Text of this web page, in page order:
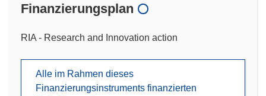
Finanzierungsplan
RIA - Research and Innovation action
Alle im Rahmen dieses
Finanzierungsinstruments finanzierten